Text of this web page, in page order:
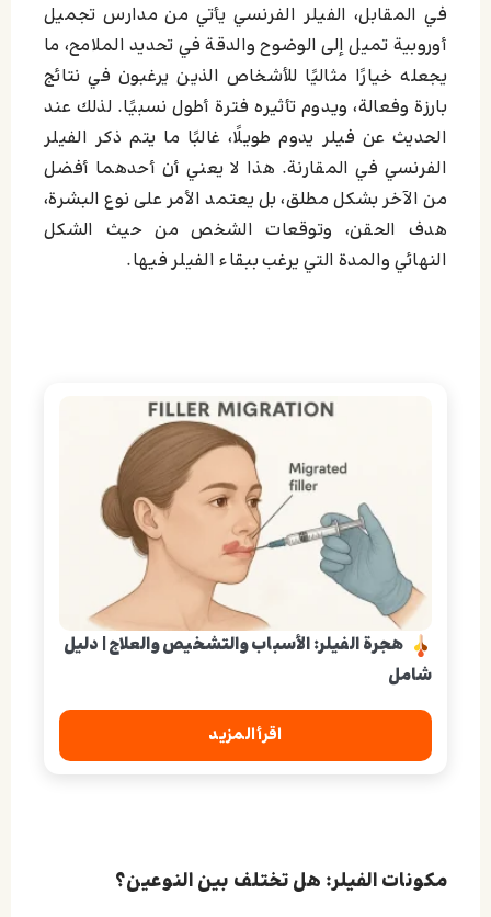
في المقابل، الفيلر الفرنسي يأتي من مدارس تجميل
أوروبية تميل إلى الوضوح والدقة في تحديد الملامح، ما
يجعله خيارًا مثاليًا للأشخاص الذين يرغبون في نتائج
بارزة وفعالة، ويدوم تأثيره فترة أطول نسبيًا. لذلك عند
الحديث عن فيلر يدوم طويلًا، غالبًا ما يتم ذكر الفيلر
الفرنسي في المقارنة. هذا لا يعني أن أحدهما أفضل
من الآخر بشكل مطلق، بل يعتمد الأمر على نوع البشرة،
هدف الحقن، وتوقعات الشخص من حيث الشكل
النهائي والمدة التي يرغب ببقاء الفيلر فيها.
هجرة الفيلر: الأسباب والتشخيص والعلاج | دليل
شامل
اقرأ المزيد
مكونات الفيلر: هل تختلف بين النوعين؟